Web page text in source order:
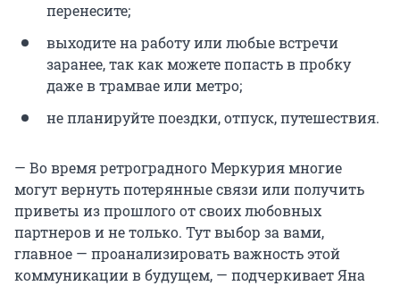
перенесите;
выходите на работу или любые встречи
заранее, так как можете попасть в пробку
даже в трамвае или метро;
не планируйте поездки, отпуск, путешествия.
— Во время ретроградного Меркурия многие
могут вернуть потерянные связи или получить
приветы из прошлого от своих любовных
партнеров и не только. Тут выбор за вами,
главное — проанализировать важность этой
коммуникации в будущем, — подчеркивает Яна